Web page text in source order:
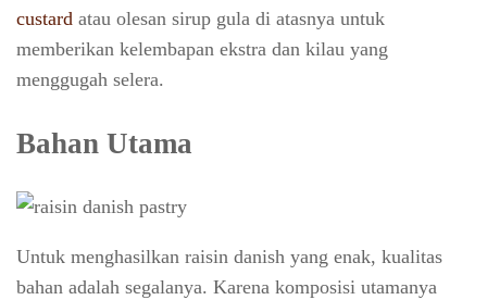
custard atau olesan sirup gula di atasnya untuk
memberikan kelembapan ekstra dan kilau yang
menggugah selera.
Bahan Utama
Untuk menghasilkan raisin danish yang enak, kualitas
bahan adalah segalanya. Karena komposisi utamanya